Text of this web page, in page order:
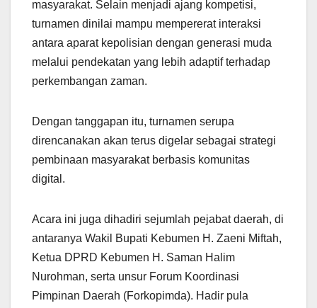
masyarakat. Selain menjadi ajang kompetisi,
turnamen dinilai mampu mempererat interaksi
antara aparat kepolisian dengan generasi muda
melalui pendekatan yang lebih adaptif terhadap
perkembangan zaman.
Dengan tanggapan itu, turnamen serupa
direncanakan akan terus digelar sebagai strategi
pembinaan masyarakat berbasis komunitas
digital.
Acara ini juga dihadiri sejumlah pejabat daerah, di
antaranya Wakil Bupati Kebumen H. Zaeni Miftah,
Ketua DPRD Kebumen H. Saman Halim
Nurohman, serta unsur Forum Koordinasi
Pimpinan Daerah (Forkopimda). Hadir pula